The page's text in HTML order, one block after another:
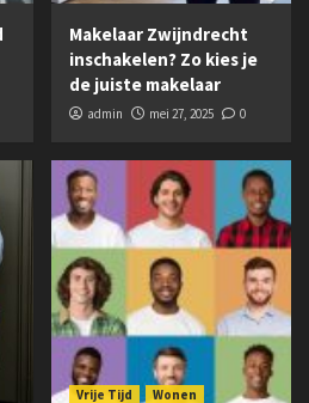
Makelaar Zwijndrecht
inschakelen? Zo kies je
de juiste makelaar
admin mei 27, 2025 0
Vrije Tijd Wonen